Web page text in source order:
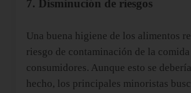
7. Disminución de riesgos
Una buena higiene de los alimentos
riesgo de contaminación de la
consumidores. Aunque esto se
hecho, los principales minoristas